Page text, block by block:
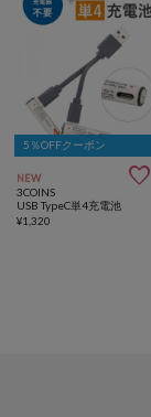
5％OFFクーポン
NEW 
3COINS
USB TypeC単4充電池
¥1,320